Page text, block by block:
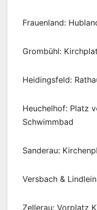
Frauenland:
Grombühl:
Heidingsfeld:
Heuchelhof: Platz
Schwimmbad
Sanderau:
Versbach &
Zellerau: Vorplatz